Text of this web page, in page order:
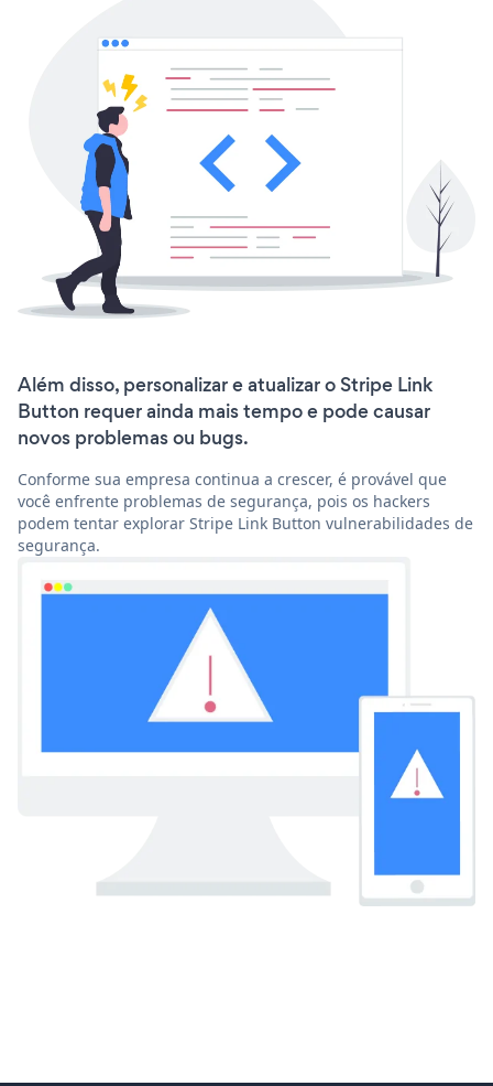
Além disso, personalizar e atualizar o Stripe Link
Button requer ainda mais tempo e pode causar
novos problemas ou bugs.
Conforme sua empresa continua a crescer, é provável que
você enfrente problemas de segurança, pois os hackers
podem tentar explorar Stripe Link Button vulnerabilidades de
segurança.